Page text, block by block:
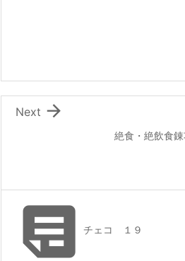
絶食・絶飲食

Next
チェコ １９